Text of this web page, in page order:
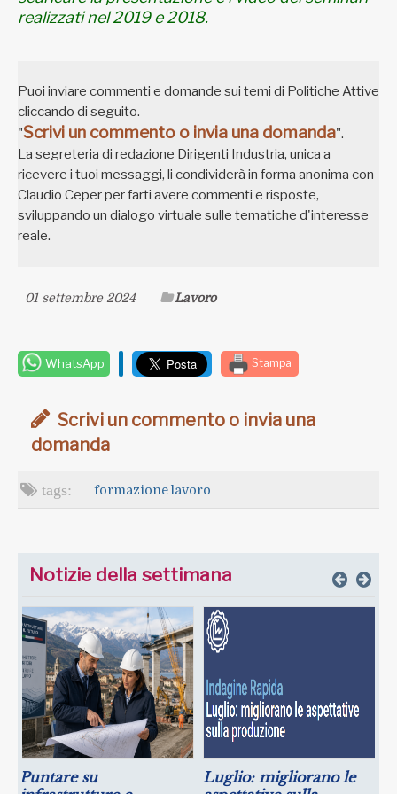
realizzati nel 2019 e 2018.
Puoi inviare commenti e domande sui temi di Politiche Attive
cliccando di seguito.
"Scrivi un commento o invia una domanda".
La segreteria di redazione Dirigenti Industria, unica a
ricevere i tuoi messaggi, li condividerà in forma anonima con
Claudio Ceper per farti avere commenti e risposte,
sviluppando un dialogo virtuale sulle tematiche d'interesse
reale.
01 settembre 2024 Lavoro
WhatsApp Stampa
Scrivi un commento o invia una
domanda
formazionelavoro
Notizie della settimana
Puntare su
Luglio: migliorano le